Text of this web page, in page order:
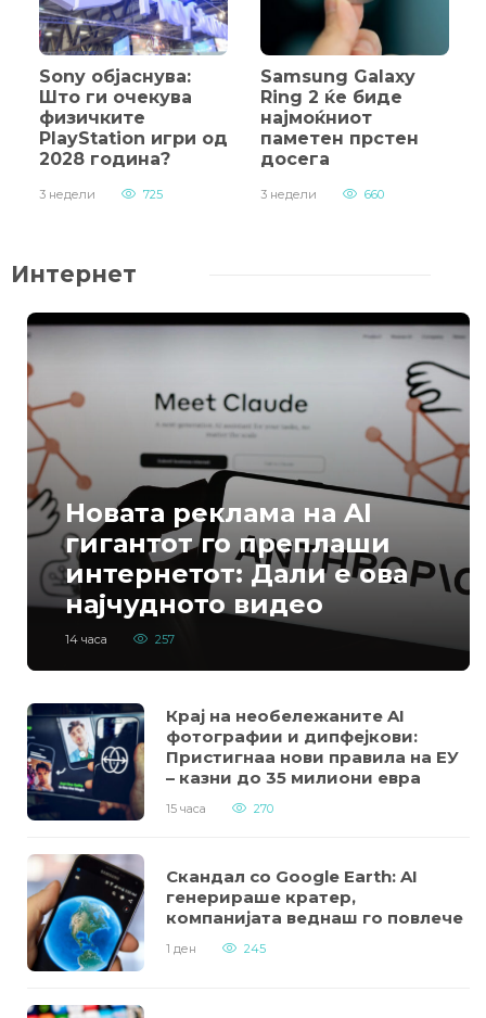
Sony објаснува:
Што ги очекува
физичките
PlayStation игри од
2028 година?
3 недели 725
Samsung Galaxy
Ring 2 ќе биде
најмоќниот
паметен прстен
досега
3 недели 660
Интернет
Новата реклама на AI
гигантот го преплаши
интернетот: Дали е ова
најчудното видео
досега?
14 часа 257
Крај на необележаните AI
фотографии и дипфејкови:
Пристигнаа нови правила на ЕУ
– казни до 35 милиони евра
15 часа 270
Скандал со Google Earth: AI
генерираше кратер,
компанијата веднаш го повлече
1 ден 245